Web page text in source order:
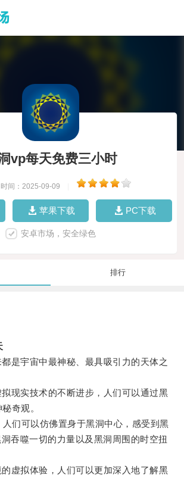
vp每天免费三小时
时间：2025-09-09
苹果下载 PC下载
安卓市场，安全绿色
排行
宇宙中最神秘、最具吸引力的天体之
实技术的不断进步，人们可以通过黑
奇观。
可以仿佛置身于黑洞中心，感受到黑
吞噬一切的力量以及黑洞周围的时空扭
拟体验，人们可以更加深入地了解黑